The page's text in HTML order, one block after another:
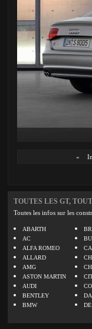
«
TOUTES LES GT,
Toutes les infos sur les
ABARTH
AC
ALFA ROMEO
ALLARD
AMG
ASTON MARTIN
AUDI
BENTLEY
BMW